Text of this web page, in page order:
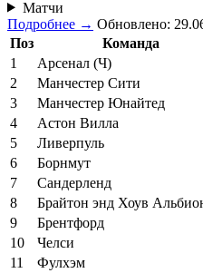
Матчи
Подробнее → Обновлено:
Поз
Команда
1
Арсенал (Ч)
2
Манчестер Сити
3
Манчестер Юнайтед
4
Астон Вилла
5
Ливерпуль
6
Борнмут
7
Сандерленд
8
Брайтон энд Хоув
9
Брентфорд
10
Челси
11
Фулхэм